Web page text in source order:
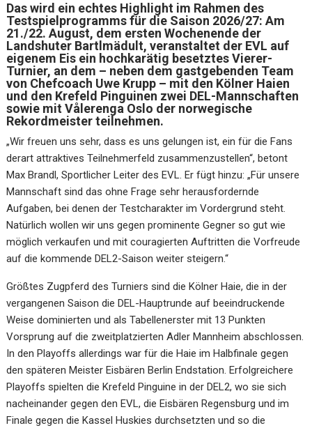
Das wird ein echtes Highlight im Rahmen des
Testspielprogramms für die Saison 2026/27: Am
21./22. August, dem ersten Wochenende der
Landshuter Bartlmädult, veranstaltet der EVL auf
eigenem Eis ein hochkarätig besetztes Vierer-
Turnier, an dem – neben dem gastgebenden Team
von Chefcoach Uwe Krupp – mit den Kölner Haien
und den Krefeld Pinguinen zwei DEL-Mannschaften
sowie mit Vålerenga Oslo der norwegische
Rekordmeister teilnehmen.
„Wir freuen uns sehr, dass es uns gelungen ist, ein für die Fans
derart attraktives Teilnehmerfeld zusammenzustellen“, betont
Max Brandl, Sportlicher Leiter des EVL. Er fügt hinzu: „Für unsere
Mannschaft sind das ohne Frage sehr herausfordernde
Aufgaben, bei denen der Testcharakter im Vordergrund steht.
Natürlich wollen wir uns gegen prominente Gegner so gut wie
möglich verkaufen und mit couragierten Auftritten die Vorfreude
auf die kommende DEL2-Saison weiter steigern.“
Größtes Zugpferd des Turniers sind die Kölner Haie, die in der
vergangenen Saison die DEL-Hauptrunde auf beeindruckende
Weise dominierten und als Tabellenerster mit 13 Punkten
Vorsprung auf die zweitplatzierten Adler Mannheim abschlossen.
In den Playoffs allerdings war für die Haie im Halbfinale gegen
den späteren Meister Eisbären Berlin Endstation. Erfolgreichere
Playoffs spielten die Krefeld Pinguine in der DEL2, wo sie sich
nacheinander gegen den EVL, die Eisbären Regensburg und im
Finale gegen die Kassel Huskies durchsetzten und so die